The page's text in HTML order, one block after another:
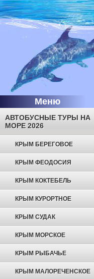
Меню
АВТОБУСНЫЕ ТУРЫ НА
МОРЕ 2026
КРЫМ БЕРЕГОВОЕ
КРЫМ ФЕОДОСИЯ
КРЫМ КОКТЕБЕЛЬ
КРЫМ КУРОРТНОЕ
КРЫМ СУДАК
КРЫМ МОРСКОЕ
КРЫМ РЫБАЧЬЕ
КРЫМ МАЛОРЕЧЕНСКОЕ